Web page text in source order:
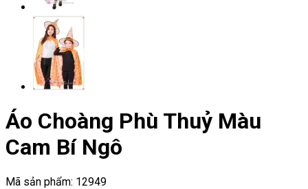
Áo Choàng Phù Thuỷ Màu
Cam Bí Ngô
Mã sản phẩm: 12949